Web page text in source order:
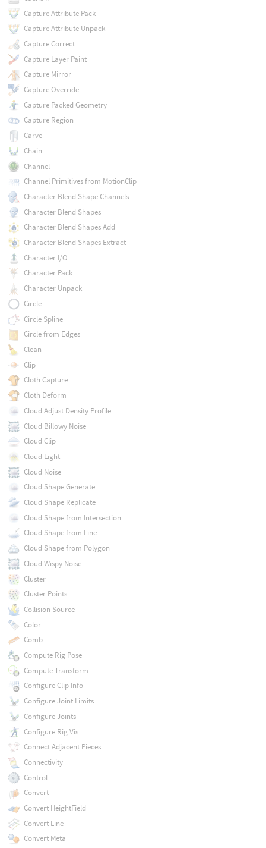
Capture Attribute Pack
Capture Attribute Unpack
Capture Correct
Capture Layer Paint
Capture Mirror
Capture Override
Capture Packed Geometry
Capture Region
Carve
Chain
Channel
Channel Primitives from MotionClip
Character Blend Shape Channels
Character Blend Shapes
Character Blend Shapes Add
Character Blend Shapes Extract
Character I/O
Character Pack
Character Unpack
Circle
Circle Spline
Circle from Edges
Clean
Clip
Cloth Capture
Cloth Deform
Cloud Adjust Density Profile
Cloud Billowy Noise
Cloud Clip
Cloud Light
Cloud Noise
Cloud Shape Generate
Cloud Shape Replicate
Cloud Shape from Intersection
Cloud Shape from Line
Cloud Shape from Polygon
Cloud Wispy Noise
Cluster
Cluster Points
Collision Source
Color
Comb
Compute Rig Pose
Compute Transform
Configure Clip Info
Configure Joint Limits
Configure Joints
Configure Rig Vis
Connect Adjacent Pieces
Connectivity
Control
Convert
Convert HeightField
Convert Line
Convert Meta